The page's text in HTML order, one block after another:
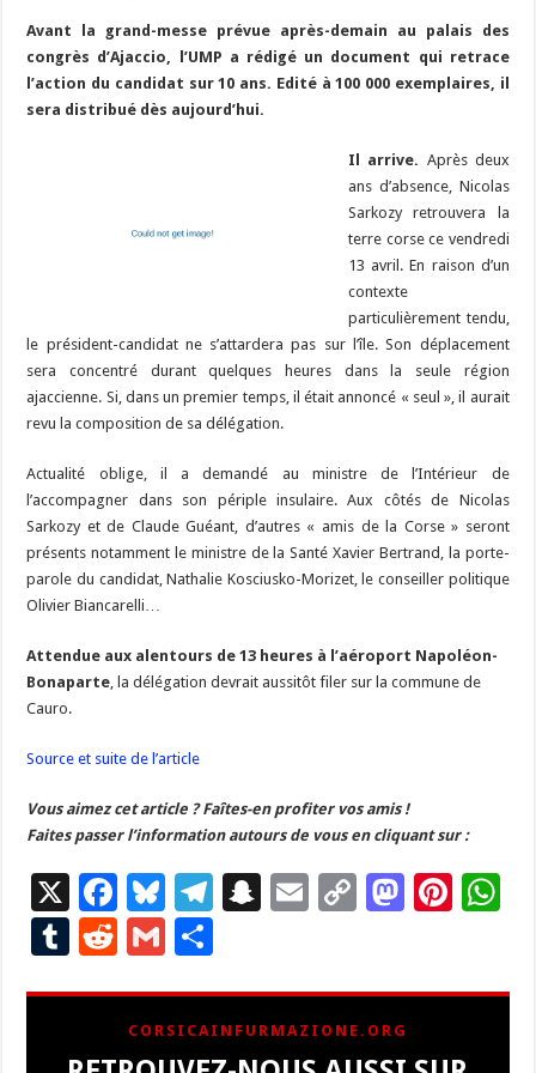
b
o
o
ky gr
a
m
p
c
h
l
y
Li
k
d
o
es
t
p
u
m
bl
r
d
di
t
ai
l
ar
ta
g
er
Avant la grand-messe prévue après-demain au palais des
congrès d’Ajaccio, l’UMP a rédigé un document qui retrace
l’action du candidat sur 10 ans. Edité à 100 000 exemplaires, il
sera distribué dès aujourd’hui.
Il arrive. Après deux
ans d’absence, Nicolas
Sarkozy retrouvera la
terre corse ce vendredi
13 avril. En raison d’un
contexte
particulièrement tendu,
le président-candidat ne s’attardera pas sur l’île. Son déplacement
sera concentré durant quelques heures dans la seule région
ajaccienne. Si, dans un premier temps, il était annoncé « seul », il aurait
revu la composition de sa délégation.
Actualité oblige, il a demandé au ministre de l’Intérieur de
l’accompagner dans son périple insulaire. Aux côtés de Nicolas
Sarkozy et de Claude Guéant, d’autres « amis de la Corse » seront
présents notamment le ministre de la Santé Xavier Bertrand, la porte-
parole du candidat, Nathalie Kosciusko-Morizet, le conseiller politique
Olivier Biancarelli…
Attendue aux alentours de 13 heures à l’aéroport Napoléon-
Bonaparte, la délégation devrait aussitôt filer sur la commune de
Cauro.
Source et suite de l’article
Vous aimez cet article ?Faîtes-en profiter vos amis !
Faites passer l’information autours de vous en cliquant sur :
X
F
ac
e
b
o
Bl
u
es
ky
T
gr
a
S
p
c
E
l
C
y
Li
M
d
Pi
es
T
bl
R
d
di
G
ai
l
ta
g
CORSICAINFURMAZIONE.ORG